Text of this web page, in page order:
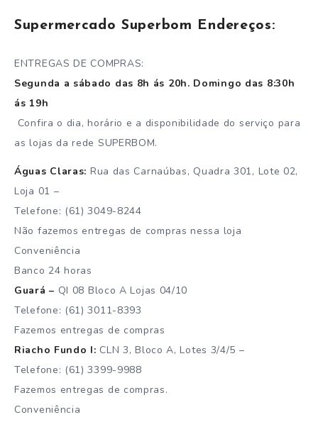
Supermercado Superbom Endereços:
ENTREGAS DE COMPRAS:
Segunda a sábado das 8h ás 20h. Domingo das 8:30h
ás 19h
Confira o dia, horário e a disponibilidade do serviço para
as lojas da rede SUPERBOM.
Águas Claras: Rua das Carnaúbas, Quadra 301, Lote 02,
Loja 01 –
Telefone: (61) 3049-8244
Não fazemos entregas de compras nessa loja
Conveniência
Banco 24 horas
Guará – QI 08 Bloco A Lojas 04/10
Telefone: (61) 3011-8393
Fazemos entregas de compras
Riacho Fundo I: CLN 3, Bloco A, Lotes 3/4/5 –
Telefone: (61) 3399-9988
Fazemos entregas de compras.
Conveniência